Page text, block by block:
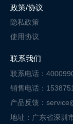
政策/协议
隐私政策
使用协议
联系我们
联系电话：
销售电话：
产品反馈：
地址：广东省深圳